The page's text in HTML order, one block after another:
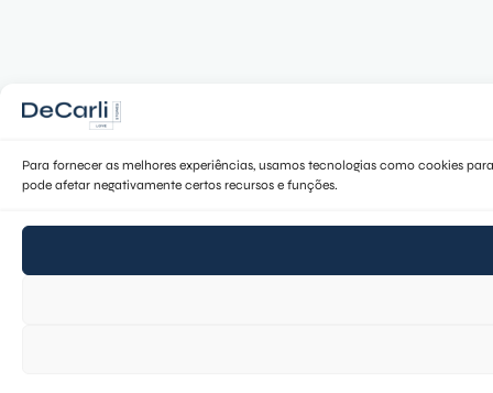
Para fornecer as melhores experiências, usamos tecnologias como cookies
pode afetar negativamente certos recursos e funções.